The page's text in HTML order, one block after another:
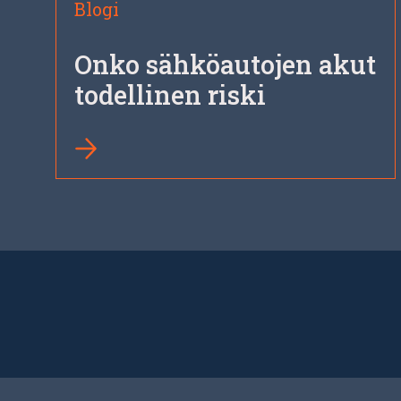
Blogi
Onko sähköautojen akut
todellinen riski